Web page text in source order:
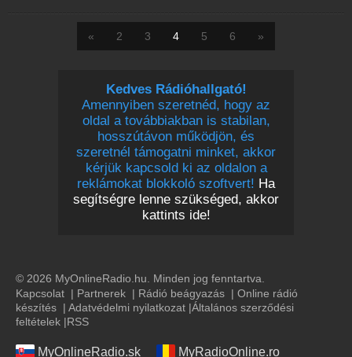
« 2 3 4 5 6 »
Kedves Rádióhallgató!
Amennyiben szeretnéd, hogy az
oldal a továbbiakban is stabilan,
hosszútávon működjön, és
szeretnél támogatni minket, akkor
kérjük kapcsold ki az oldalon a
reklámokat blokkoló szoftvert! Ha
segítségre lenne szükséged, akkor
kattints ide!
© 2026 MyOnlineRadio.hu. Minden jog fenntartva.
Kapcsolat | Partnerek | Rádió beágyazás | Online rádió
készítés | Adatvédelmi nyilatkozat |Általános szerződési
feltételek |RSS
MyOnlineRadio.sk MyRadioOnline.ro